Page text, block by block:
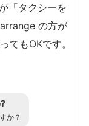
「タクシーを
の方が
てもOKです。
か？